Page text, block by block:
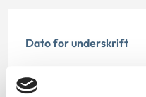
Dato for underskrift
15.11.1995